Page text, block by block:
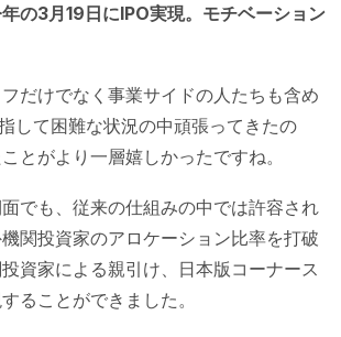
の3月19日にIPO実現。モチベーション
だけでなく事業サイドの人たちも含め
して困難な状況の中頑張ってきたの
とがより一層嬉しかったですね。
でも、従来の仕組みの中では許容され
関投資家のアロケーション比率を打破
資家による親引け、日本版コーナース
ることができました。